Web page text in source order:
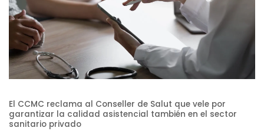
El CCMC reclama al Conseller de Salut que vele por
garantizar la calidad asistencial también en el sector
sanitario privado